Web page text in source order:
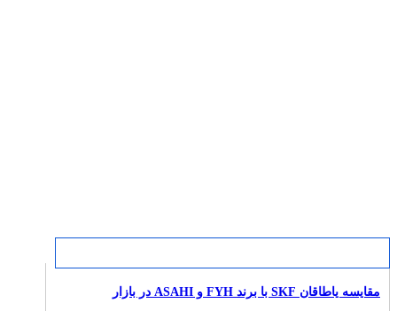
مقایسه یاطاقان SKF با برند FYH و ASAHI در بازار